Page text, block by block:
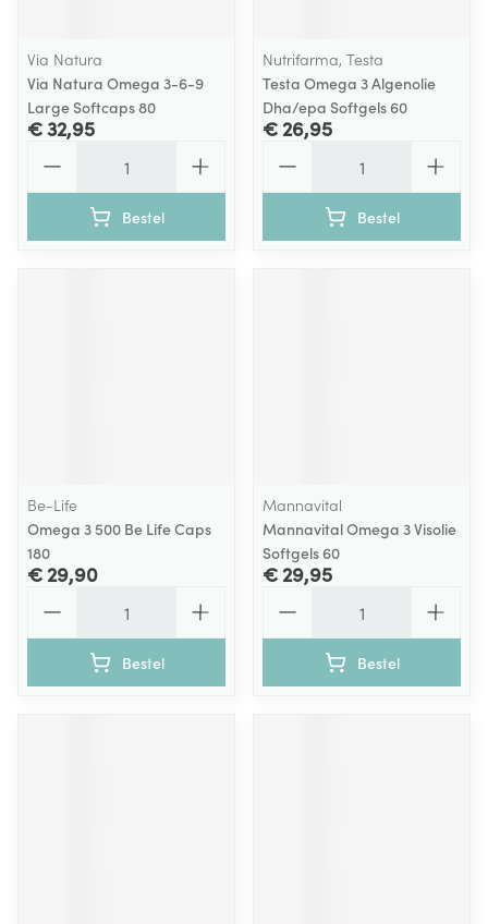
Via Natura
Via Natura Omega 3-6-9
Large Softcaps 80
€ 32,95
Bestel
Nutrifarma, Testa
Testa Omega 3 Algenolie
Dha/epa Softgels 60
€ 26,95
Bestel
Be-Life
Omega 3 500 Be Life Caps
180
€ 29,90
Bestel
Mannavital
Mannavital Omega 3 Visolie
Softgels 60
€ 29,95
Bestel